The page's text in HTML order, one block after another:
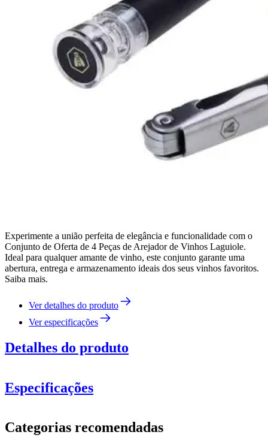
Experimente a união perfeita de elegância e funcionalidade com o
Conjunto de Oferta de 4 Peças de Arejador de Vinhos Laguiole.
Ideal para qualquer amante de vinho, este conjunto garante uma
abertura, entrega e armazenamento ideais dos seus vinhos favoritos.
Saiba mais.
Ver detalhes do produto
Ver especificações
Detalhes do produto
Especificações
Número do produto40-268-450
Categorias recomendadas